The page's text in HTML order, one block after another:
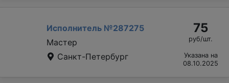
Исполнитель №287275
Мастер
Санкт-Петербург
75
руб/шт.
Указана на
08.10.2025